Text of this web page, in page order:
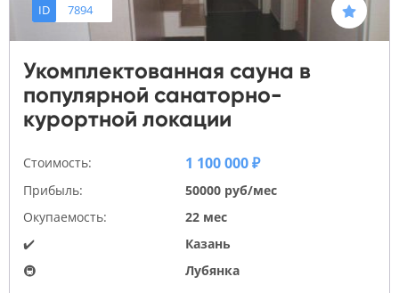
ID 7894
Укомплектованная сауна в
популярной санаторно-
курортной локации
Стоимость: 1 100 000 ₽
Прибыль:
50000 руб/мес
Окупаемость:
22 мес
✔️
Казань
🚇
Лубянка